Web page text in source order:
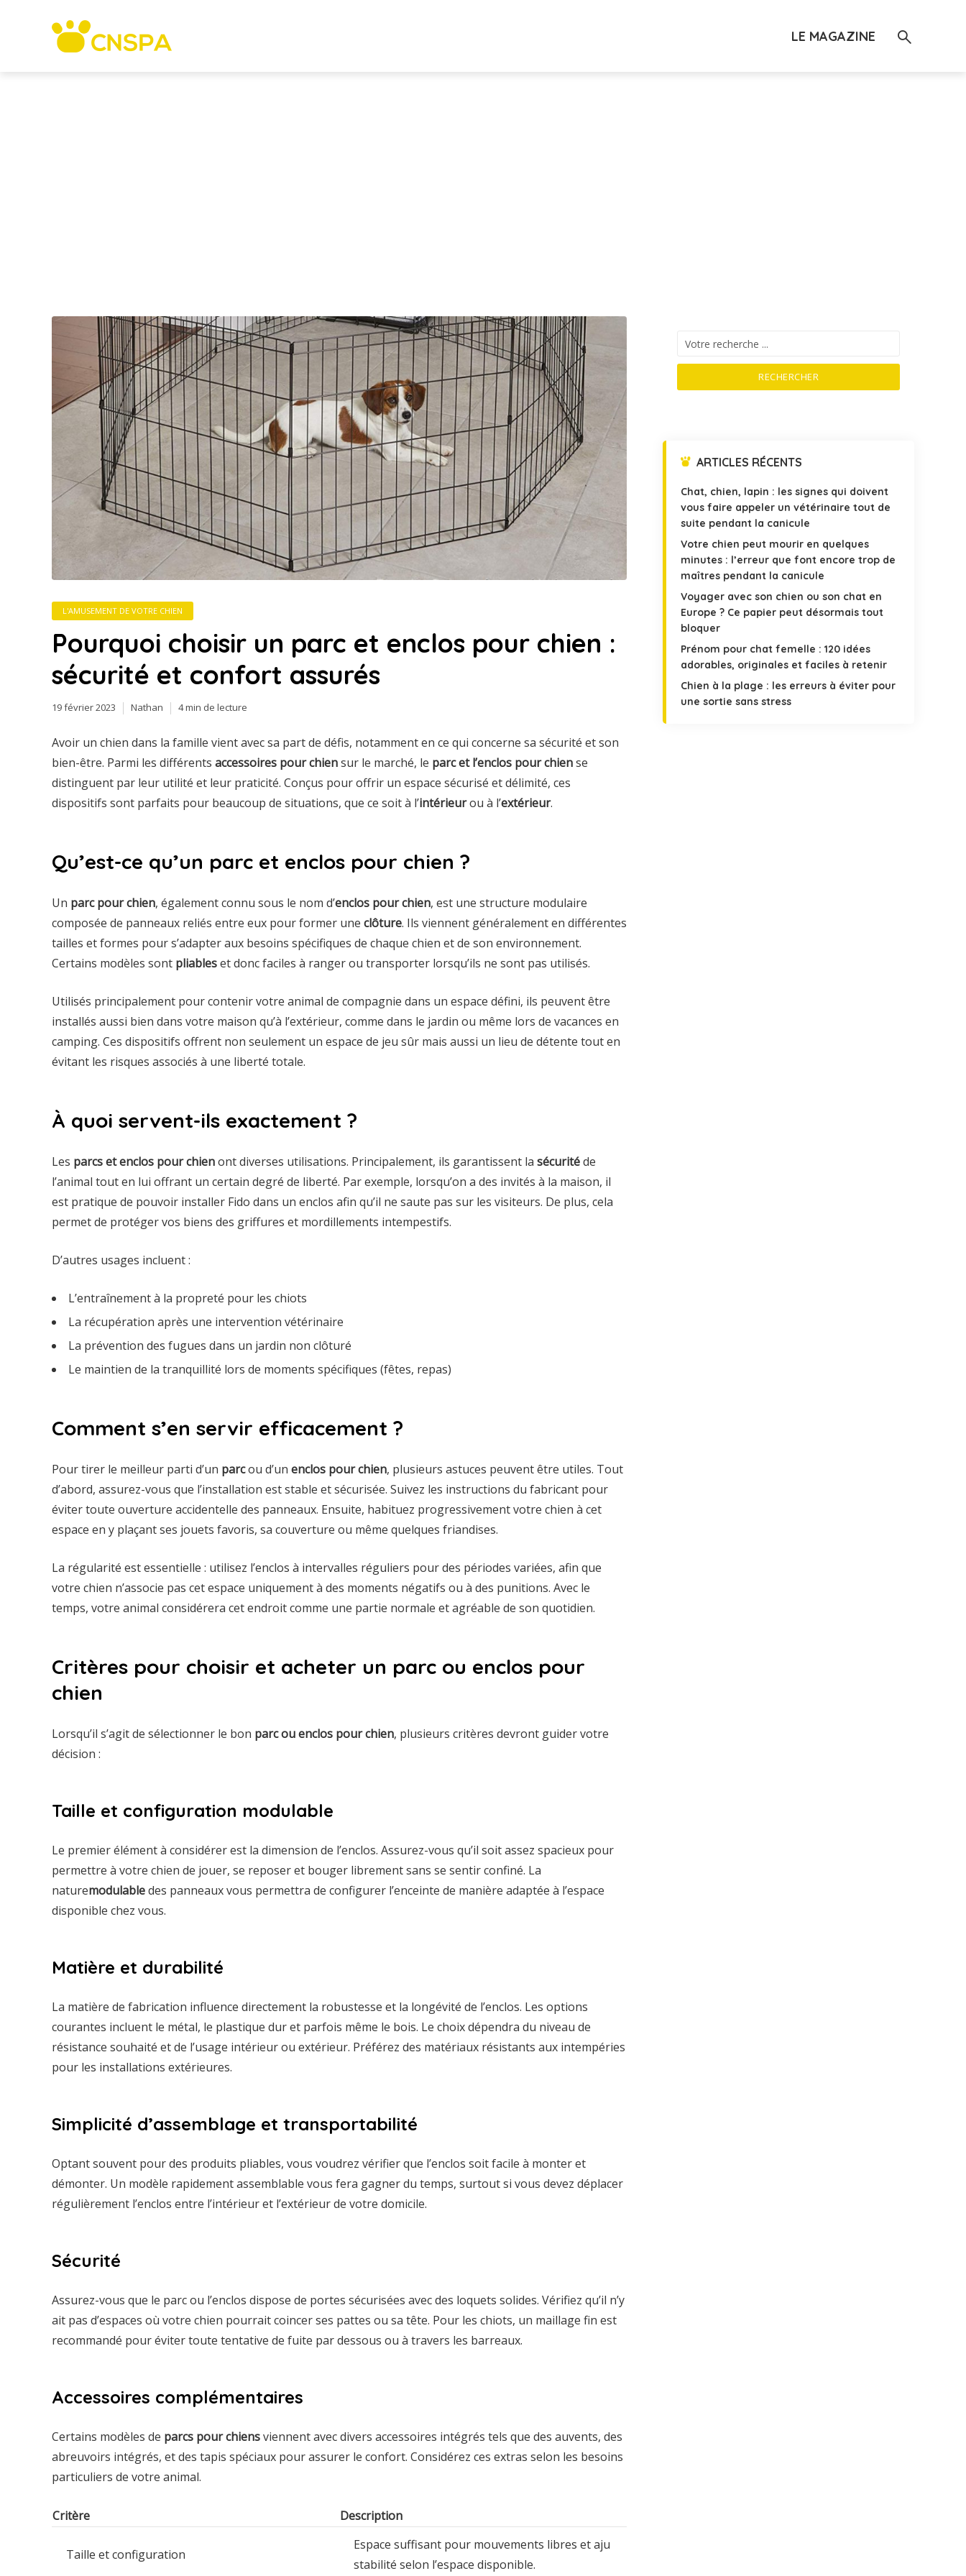
LE MAGAZINE
L'AMUSEMENT DE VOTRE CHIEN
Pourquoi choisir un parc et enclos pour chien :
sécurité et confort assurés
19 février 2023 Nathan 4 min de lecture
Avoir un chien dans la famille vient avec sa part de défis, notamment en ce qui concerne sa sécurité et son
bien-être. Parmi les différents accessoires pour chiensur le marché, le parc et l’enclos pour chiense
distinguent par leur utilité et leur praticité. Conçus pour offrir un espace sécurisé et délimité, ces
dispositifs sont parfaits pour beaucoup de situations, que ce soit à l’intérieurou à l’extérieur.
Qu’est-ce qu’un parc et enclos pour chien ?
Un parc pour chien, également connu sous le nom d’enclos pour chien, est une structure modulaire
composée de panneaux reliés entre eux pour former une clôture. Ils viennent généralement en différentes
tailles et formes pour s’adapter aux besoins spécifiques de chaque chien et de son environnement.
Certains modèles sont pliableset donc faciles à ranger ou transporter lorsqu’ils ne sont pas utilisés.
Utilisés principalement pour contenir votre animal de compagnie dans un espace défini, ils peuvent être
installés aussi bien dans votre maison qu’à l’extérieur, comme dans le jardin ou même lors de vacances en
camping. Ces dispositifs offrent non seulement un espace de jeu sûr mais aussi un lieu de détente tout en
évitant les risques associés à une liberté totale.
À quoi servent-ils exactement ?
Les parcs et enclos pour chienont diverses utilisations. Principalement, ils garantissent la sécuritéde
l’animal tout en lui offrant un certain degré de liberté. Par exemple, lorsqu’on a des invités à la maison, il
est pratique de pouvoir installer Fido dans un enclos afin qu’il ne saute pas sur les visiteurs. De plus, cela
permet de protéger vos biens des griffures et mordillements intempestifs.
D’autres usages incluent :
L’entraînement à la propreté pour les chiots
La récupération après une intervention vétérinaire
La prévention des fugues dans un jardin non clôturé
Le maintien de la tranquillité lors de moments spécifiques (fêtes, repas)
Comment s’en servir efficacement ?
Pour tirer le meilleur parti d’un parcou d’un enclos pour chien, plusieurs astuces peuvent être utiles. Tout
d’abord, assurez-vous que l’installation est stable et sécurisée. Suivez les instructions du fabricant pour
éviter toute ouverture accidentelle des panneaux. Ensuite, habituez progressivement votre chien à cet
espace en y plaçant ses jouets favoris, sa couverture ou même quelques friandises.
La régularité est essentielle : utilisez l’enclos à intervalles réguliers pour des périodes variées, afin que
votre chien n’associe pas cet espace uniquement à des moments négatifs ou à des punitions. Avec le
temps, votre animal considérera cet endroit comme une partie normale et agréable de son quotidien.
Critères pour choisir et acheter un parc ou enclos pour
chien
Lorsqu’il s’agit de sélectionner le bon parc ou enclos pour chien, plusieurs critères devront guider votre
décision :
Taille et configuration modulable
Le premier élément à considérer est la dimension de l’enclos. Assurez-vous qu’il soit assez spacieux pour
permettre à votre chien de jouer, se reposer et bouger librement sans se sentir confiné. La
naturemodulabledes panneaux vous permettra de configurer l’enceinte de manière adaptée à l’espace
disponible chez vous.
Matière et durabilité
La matière de fabrication influence directement la robustesse et la longévité de l’enclos. Les options
courantes incluent le métal, le plastique dur et parfois même le bois. Le choix dépendra du niveau de
résistance souhaité et de l’usage intérieur ou extérieur. Préférez des matériaux résistants aux intempéries
pour les installations extérieures.
Simplicité d’assemblage et transportabilité
Optant souvent pour des produits pliables, vous voudrez vérifier que l’enclos soit facile à monter et
démonter. Un modèle rapidement assemblable vous fera gagner du temps, surtout si vous devez déplacer
régulièrement l’enclos entre l’intérieur et l’extérieur de votre domicile.
Sécurité
Assurez-vous que le parc ou l’enclos dispose de portes sécurisées avec des loquets solides. Vérifiez qu’il n’y
ait pas d’espaces où votre chien pourrait coincer ses pattes ou sa tête. Pour les chiots, un maillage fin est
recommandé pour éviter toute tentative de fuite par dessous ou à travers les barreaux.
Accessoires complémentaires
Certains modèles de parcs pour chiensviennent avec divers accessoires intégrés tels que des auvents, des
abreuvoirs intégrés, et des tapis spéciaux pour assurer le confort. Considérez ces extras selon les besoins
particuliers de votre animal.
Critère Description
Taille et configuration
Espace suffisant pour mouvements libres et aju
stabilité selon l’espace disponible.
RECHERCHER
ARTICLES RÉCENTS
Chat, chien, lapin : les signes qui doivent
vous faire appeler un vétérinaire tout de
suite pendant la canicule
Votre chien peut mourir en quelques
minutes : l’erreur que font encore trop de
maîtres pendant la canicule
Voyager avec son chien ou son chat en
Europe ? Ce papier peut désormais tout
bloquer
Prénom pour chat femelle : 120 idées
adorables, originales et faciles à retenir
Chien à la plage : les erreurs à éviter pour
une sortie sans stress